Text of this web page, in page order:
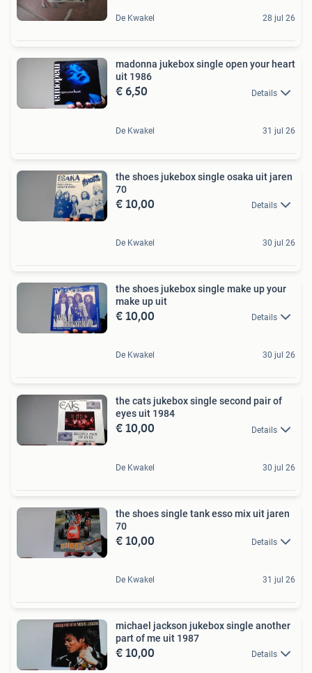
De Kwakel 28 jul 26
madonna jukebox single open your heart
uit 1986
€ 6,50 Details
De Kwakel 31 jul 26
the shoes jukebox single osaka uit jaren
70
€ 10,00 Details
De Kwakel 30 jul 26
the shoes jukebox single make up your
make up uit
€ 10,00 Details
De Kwakel 30 jul 26
the cats jukebox single second pair of
eyes uit 1984
€ 10,00 Details
De Kwakel 30 jul 26
the shoes single tank esso mix uit jaren
70
€ 10,00 Details
De Kwakel 31 jul 26
michael jackson jukebox single another
part of me uit 1987
€ 10,00 Details